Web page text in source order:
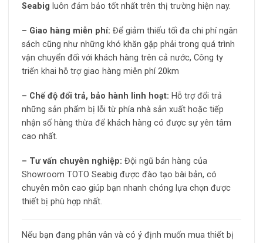
Seabig luôn đảm bảo tốt nhất trên thị trường hiện nay.
– Giao hàng miễn phí: Để giảm thiếu tối đa chi phí ngân
sách cũng như những khó khăn gặp phải trong quá trình
vận chuyển đối với khách hàng trên cả nước, Công ty
triển khai hỗ trợ giao hàng miễn phí 20km
– Chế độ đổi trả, bảo hành linh hoạt: Hỗ trợ đổi trả
những sản phẩm bị lỗi từ phía nhà sản xuất hoặc tiếp
nhận số hàng thừa để khách hàng có được sự yên tâm
cao nhất.
– Tư vấn chuyên nghiệp: Đội ngũ bán hàng của
Showroom TOTO Seabig được đào tạo bài bản, có
chuyên môn cao giúp bạn nhanh chóng lựa chọn được
thiết bị phù hợp nhất.
Nếu bạn đang phân vân và có ý định muốn mua thiết bị